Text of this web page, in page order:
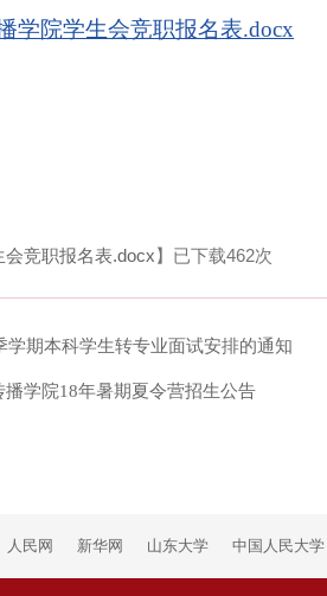
学院学生会竞职报名表.docx
竞职报名表.docx】已下载462次
学期本科学生转专业面试安排的通知
播学院18年暑期夏令营招生公告
人民网 新华网 山东大学 中国人民大学